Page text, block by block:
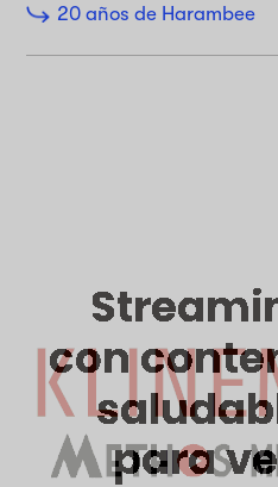
20 años de Harambee